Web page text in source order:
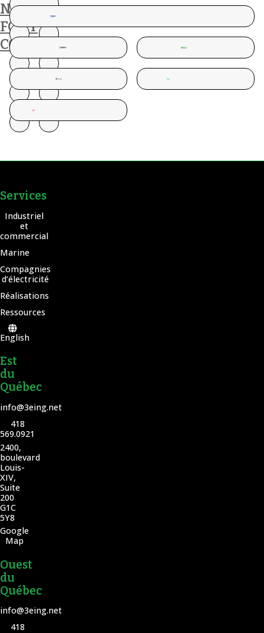
NOUS
FONT
CONFIANCE
Services
Industriel
et
commercial
Marine
Compagnies
d’électricité
Réalisations
Ressources
English
Est
du
Québec
info@3eing.net
418
569.0921
2400,
boulevard
Louis-
XIV,
Suite
200
G1C
5Y8
Google
Map
Ouest
du
Québec
info@3eing.net
418